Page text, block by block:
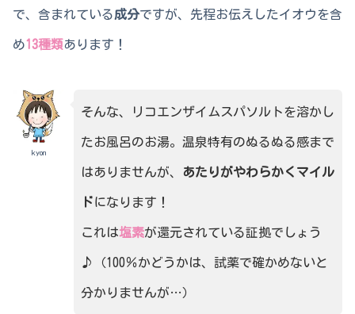
で、含まれている成分ですが、先程お伝えしたイオウを含
め13種類あります！
kyon
そんな、リコエンザイムスパソルトを溶かし
たお風呂のお湯。温泉特有のぬるぬる感まで
はありませんが、 あたりがやわらかくマイル
ドになります！
これは塩素が還元されている証拠でしょう
♪（100％かどうかは、試薬で確かめないと
分かりませんが…）